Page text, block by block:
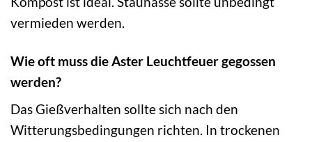
vermieden werden.
Wie oft muss die Aster Leuchtfeuer gegossen
werden?
Das Gießverhalten sollte sich nach den
Witterungsbedingungen richten. In trockenen